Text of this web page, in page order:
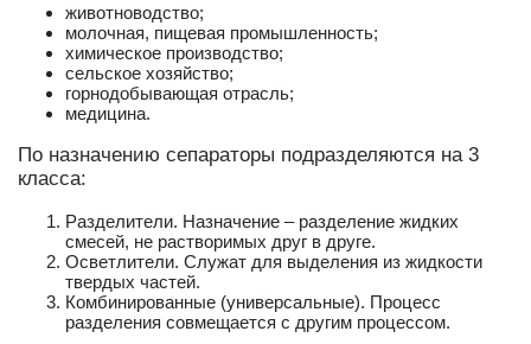
животноводство;
молочная, пищевая промышленность;
химическое производство;
сельское хозяйство;
горнодобывающая отрасль;
медицина.
По назначению сепараторы подразделяются на 3
класса:
Разделители. Назначение – разделение жидких
смесей, не растворимых друг в друге.
Осветлители. Служат для выделения из жидкости
твердых частей.
Комбинированные (универсальные). Процесс
разделения совмещается с другим процессом.